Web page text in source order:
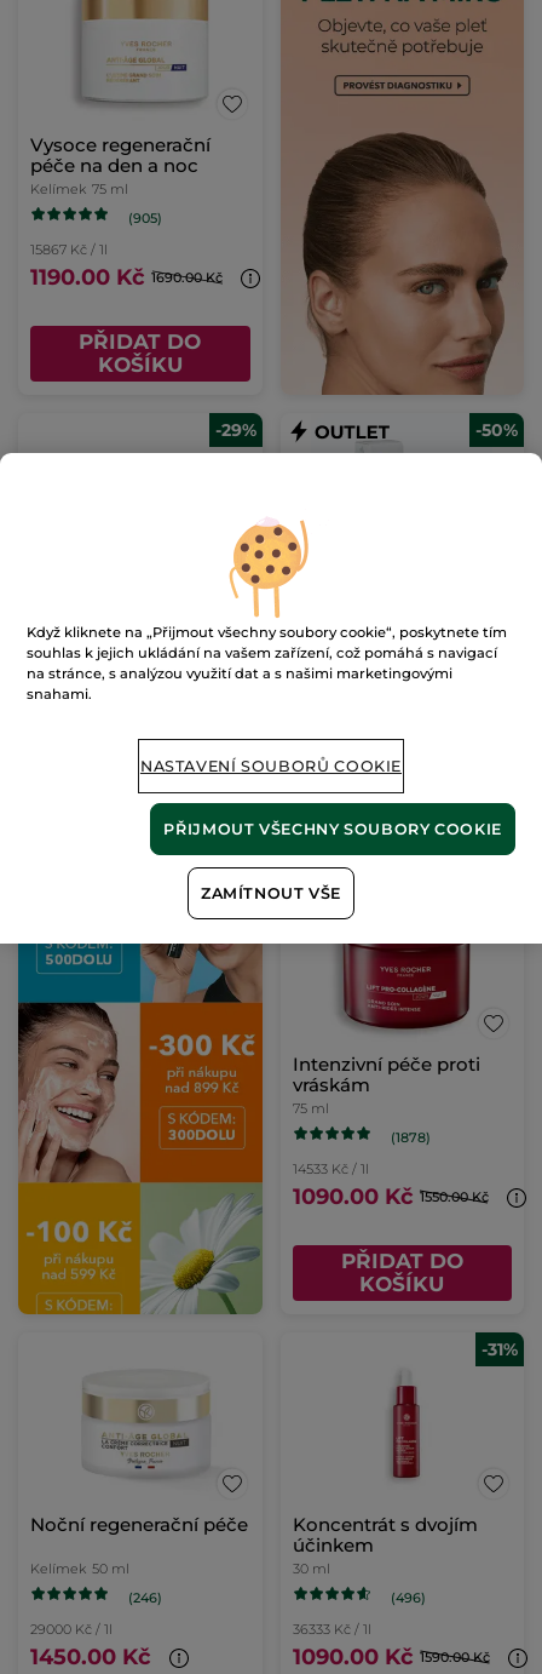
Vysoce regenerační
péče na den a noc
Kelímek 75 ml
(905)
15867 Kč / 1l
1190.00 Kč 1690.00 Kč
PŘIDAT DO
KOŠÍKU
-29%
Hydratační gelový krém
pro normální až
smíšenou pleť
Kelímek
50 ml
(342)
389.00 Kč 549.00 Kč
PŘIDAT DO
KOŠÍKU
-50%
péče a noční maska
Tuba 30 ml
(1)
445.00 Kč
PŘIDAT DO
KOŠÍKU
BESTSELLER
Intenzivní péče proti
vráskám
75 ml
(1878)
14533 Kč / 1l
1090.00 Kč 1550.00 Kč
PŘIDAT DO
KOŠÍKU
Noční regenerační péče
Kelímek 50 ml
(246)
29000 Kč / 1l
1450.00 Kč
-31%
Koncentrát s dvojím
účinkem
30 ml
(496)
36333 Kč / 1l
1090.00 Kč 1590.00 Kč
Když kliknete na „Přijmout všechny soubory cookie“, poskytnete tím
souhlas k jejich ukládání na vašem zařízení, což pomáhá s navigací
na stránce, s analýzou využití dat a s našimi marketingovými
snahami.
NASTAVENÍ SOUBORŮ COOKIE
ZAMÍTNOUT VŠE
PŘIJMOUT VŠECHNY SOUBORY COOKIE